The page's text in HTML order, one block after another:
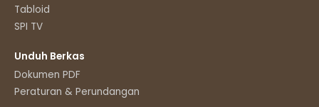
Tabloid
SPI TV
Unduh Berkas
Dokumen PDF
Peraturan & Perundangan